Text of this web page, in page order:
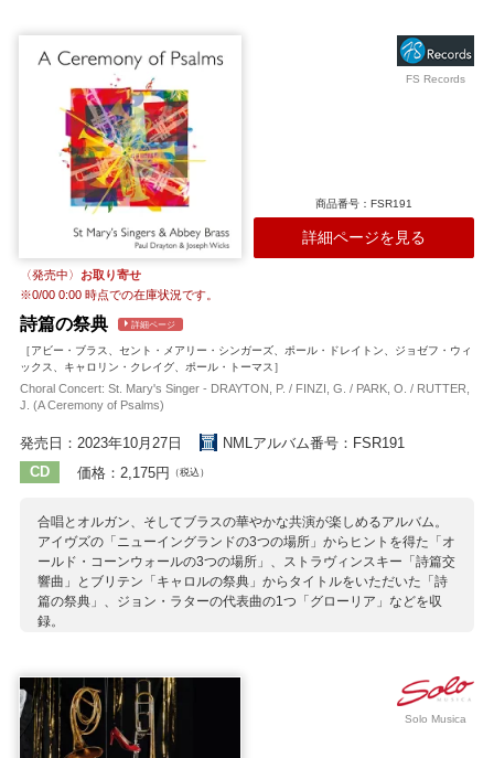
しいメロディが次々と現れる「ア・メリー・リトル・クリスマス」も
聴きどころです。
収録作曲家：
スタイン
チルコット
ピアポント
ピーコック
マーティン
ラター ルウェリン
FS Records
商品番号：FSR191
詳細ページを見る
〈発売中〉 お取り寄せ
※0/00 0:00時点での在庫状況です。
詩篇の祭典 詳細ページ
［アビー・ブラス、セント・メアリー・シンガーズ、ポール・ドレイトン、ジョゼフ・ウィ
ックス、キャロリン・クレイグ、ポール・トーマス］
Choral Concert: St. Mary's Singer - DRAYTON, P. / FINZI, G. / PARK, O. / RUTTER,
J. (A Ceremony of Psalms)
発売日：2023年10月27日
NMLアルバム番号：FSR191
CD
価格：2,175円 （税込）
合唱とオルガン、そしてブラスの華やかな共演が楽しめるアルバム。
アイヴズの「ニューイングランドの3つの場所」からヒントを得た「オ
ールド・コーンウォールの3つの場所」、ストラヴィンスキー「詩篇交
響曲」とブリテン「キャロルの祭典」からタイトルをいただいた「詩
篇の祭典」、ジョン・ラターの代表曲の1つ「グローリア」などを収
録。
ドレイトン
パーク フィンジ
Solo Musica